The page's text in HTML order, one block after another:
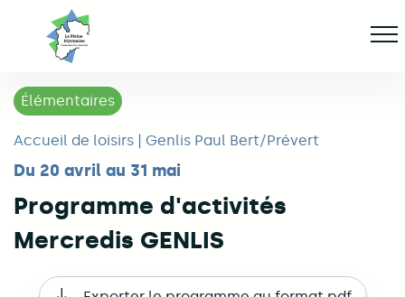
jusqu'au
contenu
principal
Élémentaires
Accueil de loisirs | Genlis Paul Bert/Prévert
Du 20 avril au 31 mai
Programme d'activités
Mercredis GENLIS